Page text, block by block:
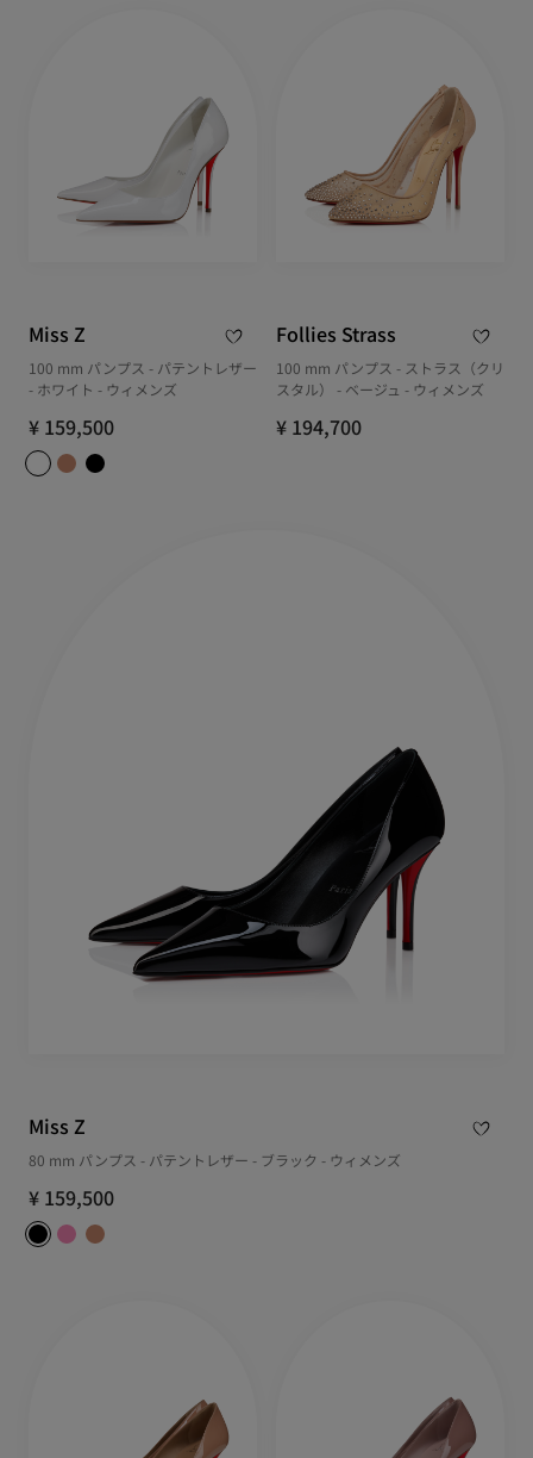
Miss Z
100 mm パンプス - パテントレザー
- ホワイト - ウィメンズ
¥ 159,500
Follies Strass
100 mm パンプス - ストラス（クリ
スタル） - ベージュ - ウィメンズ
¥ 194,700
Miss Z
80 mm パンプス - パテントレザー - ブラック - ウィメンズ
¥ 159,500